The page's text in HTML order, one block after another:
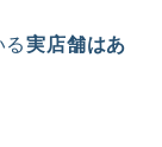
る実店舗はあ